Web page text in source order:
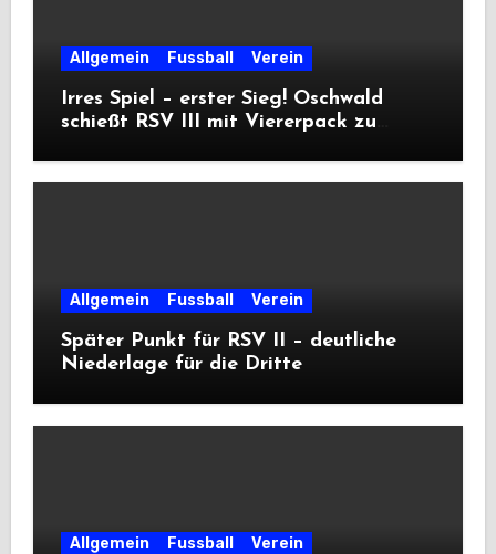
Allgemein Fussball Verein
Irres Spiel – erster Sieg! Oschwald
schießt RSV III mit Viererpack zu
Allgemein Fussball Verein
Später Punkt für RSV II – deutliche
Niederlage für die Dritte
Allgemein Fussball Verein